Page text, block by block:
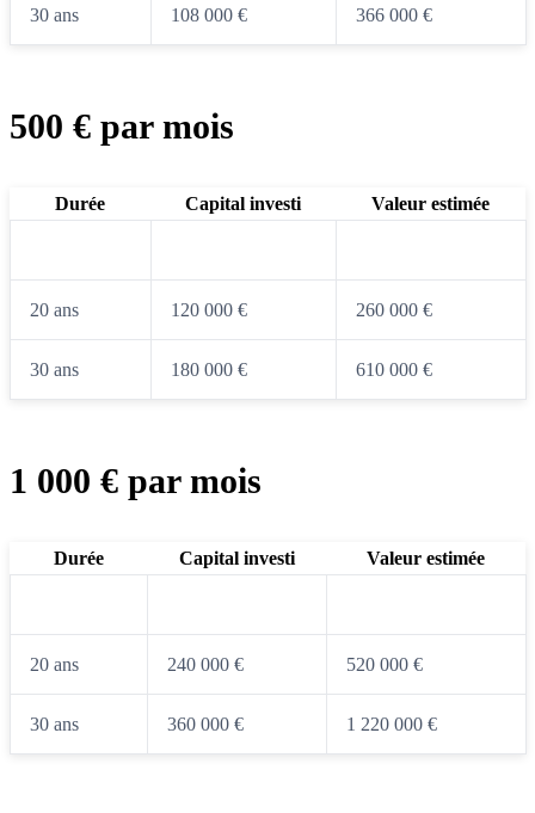
30 ans 108 000 € 366 000 €
500 € par mois
Durée Capital investi Valeur estimée
20 ans 120 000 € 260 000 €
30 ans 180 000 € 610 000 €
1 000 € par mois
Durée Capital investi Valeur estimée
20 ans 240 000 € 520 000 €
30 ans 360 000 € 1 220 000 €